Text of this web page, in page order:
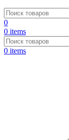
0
0 items
0 items